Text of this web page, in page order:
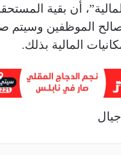
أن بقية
الموظفين وسيتم
المالية بذلك.